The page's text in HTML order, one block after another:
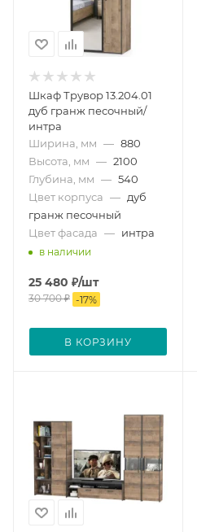
Шкаф Трувор 13.204.01
дуб гранж песочный/
интра
Ширина, мм — 880
Высота, мм — 2100
Глубина, мм — 540
Цвет корпуса — дуб
гранж песочный
Цвет фасада — интра
в наличии
25 480 ₽/шт
30 700₽ -17%
В КОРЗИНУ